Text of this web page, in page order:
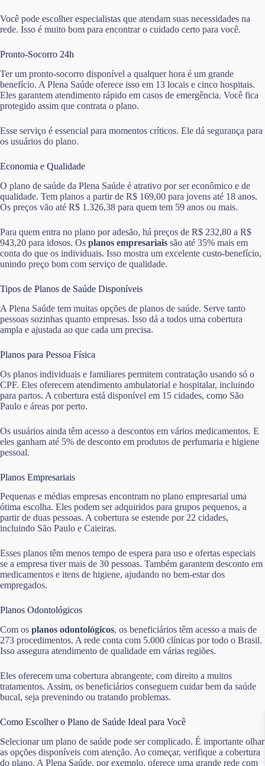
Você pode escolher especialistas que atendam suas necessidades na
rede. Isso é muito bom para encontrar o cuidado certo para você.
Pronto-Socorro 24h
Ter um pronto-socorro disponível a qualquer hora é um grande
benefício. A Plena Saúde oferece isso em 13 locais e cinco hospitais.
Eles garantem atendimento rápido em casos de emergência. Você fica
protegido assim que contrata o plano.
Esse serviço é essencial para momentos críticos. Ele dá segurança para
os usuários do plano.
Economia e Qualidade
O plano de saúde da Plena Saúde é atrativo por ser econômico e de
qualidade. Tem planos a partir de R$ 169,00 para jovens até 18 anos.
Os preços vão até R$ 1.326,38 para quem tem 59 anos ou mais.
Para quem entra no plano por adesão, há preços de R$ 232,80 a R$
943,20 para idosos. Os planos empresariais são até 35% mais em
conta do que os individuais. Isso mostra um excelente custo-benefício,
unindo preço bom com serviço de qualidade.
Tipos de Planos de Saúde Disponíveis
A Plena Saúde tem muitas opções de planos de saúde. Serve tanto
pessoas sozinhas quanto empresas. Isso dá a todos uma cobertura
ampla e ajustada ao que cada um precisa.
Planos para Pessoa Física
Os planos individuais e familiares permitem contratação usando só o
CPF. Eles oferecem atendimento ambulatorial e hospitalar, incluindo
para partos. A cobertura está disponível em 15 cidades, como São
Paulo e áreas por perto.
Os usuários ainda têm acesso a descontos em vários medicamentos. E
eles ganham até 5% de desconto em produtos de perfumaria e higiene
pessoal.
Planos Empresariais
Pequenas e médias empresas encontram no plano empresarial uma
ótima escolha. Eles podem ser adquiridos para grupos pequenos, a
partir de duas pessoas. A cobertura se estende por 22 cidades,
incluindo São Paulo e Caieiras.
Esses planos têm menos tempo de espera para uso e ofertas especiais
se a empresa tiver mais de 30 pessoas. Também garantem desconto em
medicamentos e itens de higiene, ajudando no bem-estar dos
empregados.
Planos Odontológicos
Com os planos odontológicos, os beneficiários têm acesso a mais de
273 procedimentos. A rede conta com 5.000 clínicas por todo o Brasil.
Isso assegura atendimento de qualidade em várias regiões.
Eles oferecem uma cobertura abrangente, com direito a muitos
tratamentos. Assim, os beneficiários conseguem cuidar bem da saúde
bucal, seja prevenindo ou tratando problemas.
Como Escolher o Plano de Saúde Ideal para Você
Selecionar um plano de saúde pode ser complicado. É importante olhar
as opções disponíveis com atenção. Ao começar, verifique a cobertura
do plano. A Plena Saúde, por exemplo, oferece uma grande rede com